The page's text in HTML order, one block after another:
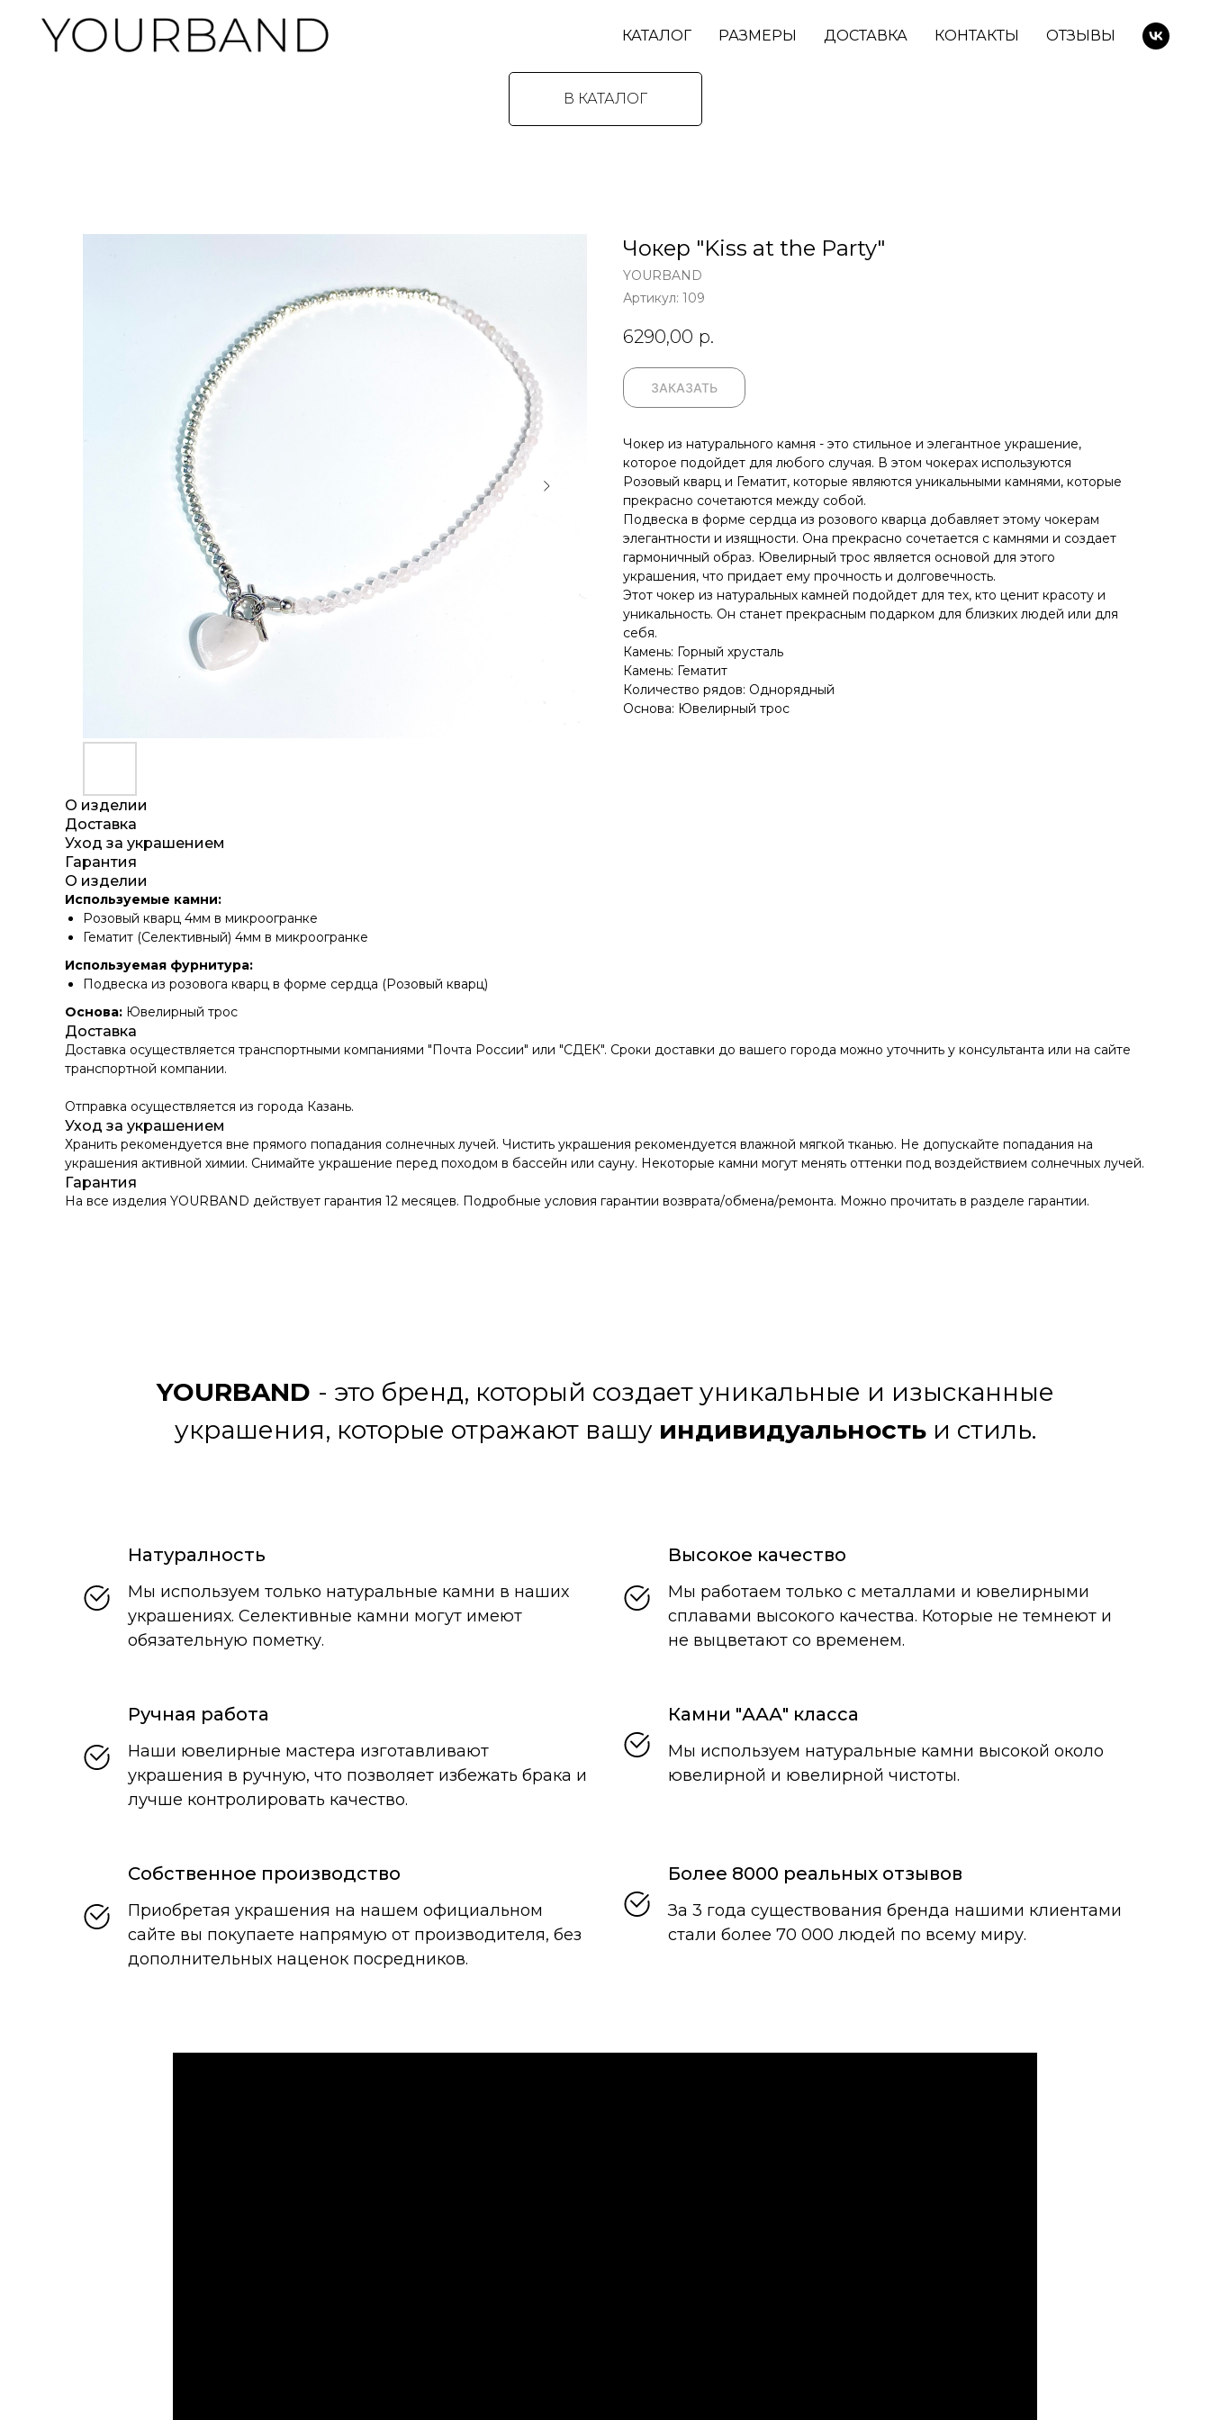
КАТАЛОГ РАЗМЕРЫ ДОСТАВКА КОНТАКТЫ ОТЗЫВЫ
В КАТАЛОГ
Чокер "Kiss at the Party"
YOURBAND
Артикул: 109
6290,00 р.
ЗАКАЗАТЬ
Чокер из натурального камня - это стильное и элегантное украшение,
которое подойдет для любого случая. В этом чокерах используются
Розовый кварц и Гематит, которые являются уникальными камнями, которые
прекрасно сочетаются между собой.
Подвеска в форме сердца из розового кварца добавляет этому чокерам
элегантности и изящности. Она прекрасно сочетается с камнями и создает
гармоничный образ. Ювелирный трос является основой для этого
украшения, что придает ему прочность и долговечность.
Этот чокер из натуральных камней подойдет для тех, кто ценит красоту и
уникальность. Он станет прекрасным подарком для близких людей или для
себя.
Камень: Горный хрусталь
Камень: Гематит
Количество рядов: Однорядный
Основа: Ювелирный трос
О изделии
Доставка
Уход за украшением
Гарантия
О изделии
Используемые камни:
Розовый кварц 4мм в микроогранке
Гематит (Селективный) 4мм в микроогранке
Используемая фурнитура:
Подвеска из розовога кварц в форме сердца (Розовый кварц)
Основа: Ювелирный трос
Доставка
Доставка осуществляется транспортными компаниями "Почта России" или "СДЕК". Сроки доставки до вашего города можно уточнить у консультанта или на сайте
транспортной компании.
Отправка осуществляется из города Казань.
Уход за украшением
Хранить рекомендуется вне прямого попадания солнечных лучей. Чистить украшения рекомендуется влажной мягкой тканью. Не допускайте попадания на
украшения активной химии. Снимайте украшение перед походом в бассейн или сауну. Некоторые камни могут менять оттенки под воздействием солнечных лучей.
Гарантия
На все изделия YOURBAND действует гарантия 12 месяцев. Подробные условия гарантии возврата/обмена/ремонта. Можно прочитать в разделе гарантии.
YOURBAND - это бренд, который создает уникальные и изысканные
украшения, которые отражают вашу индивидуальностьи стиль.
Натуралность
Мы используем только натуральные камни в наших
украшениях. Селективные камни могут имеют
обязательную пометку.
Высокое качество
Мы работаем только с металлами и ювелирными
сплавами высокого качества. Которые не темнеют и
не выцветают со временем.
Ручная работа
Наши ювелирные мастера изготавливают
украшения в ручную, что позволяет избежать брака и
лучше контролировать качество.
Камни "ААА" класса
Мы используем натуральные камни высокой около
ювелирной и ювелирной чистоты.
Собственное производство
Приобретая украшения на нашем официальном
сайте вы покупаете напрямую от производителя, без
дополнительных наценок посредников.
Более 8000 реальных отзывов
За 3 года существования бренда нашими клиентами
стали более 70 000 людей по всему миру.